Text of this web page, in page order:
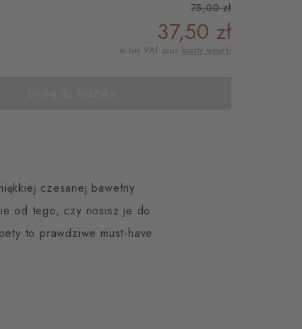
75,00 zł
37,50 zł
w tym VAT plus koszty wysyłki
czesanej bawełny
od tego, czy nosisz je do
to prawdziwe must-have.